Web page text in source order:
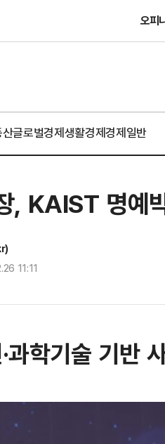
오피
글로벌경제생활경제경제일반
, KAIST 명예
11:11
과학기술 기반